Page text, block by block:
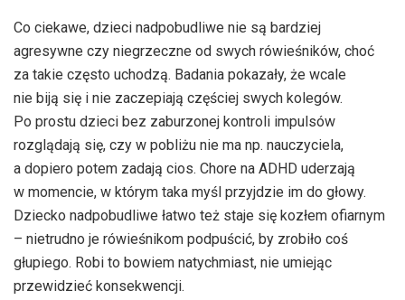
Co ciekawe, dzieci nadpobudliwe nie są bardziej
agresywne czy niegrzeczne od swych rówieśników, choć
za takie często uchodzą. Badania pokazały, że wcale
nie biją się i nie zaczepiają częściej swych kolegów.
Po prostu dzieci bez zaburzonej kontroli impulsów
rozglądają się, czy w pobliżu nie ma np. nauczyciela,
a dopiero potem zadają cios. Chore na ADHD uderzają
w momencie, w którym taka myśl przyjdzie im do głowy.
Dziecko nadpobudliwe łatwo też staje się kozłem ofiarnym
– nietrudno je rówieśnikom podpuścić, by zrobiło coś
głupiego. Robi to bowiem natychmiast, nie umiejąc
przewidzieć konsekwencji.